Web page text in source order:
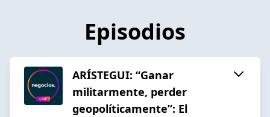
Episodios
ARÍSTEGUI: “Ganar
militarmente, perder
geopolíticamente”: El